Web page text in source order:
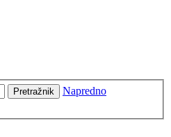
Pretražnik
Napredno